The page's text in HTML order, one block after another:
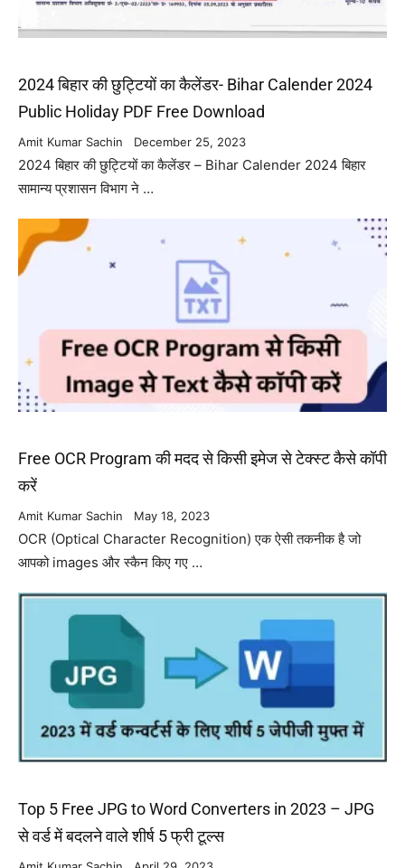
2024 बिहार की छुट्टियों का कैलेंडर- Bihar Calender 2024
Public Holiday PDF Free Download
Amit Kumar Sachin December 25, 2023
2024 बिहार की छुट्टियों का कैलेंडर – Bihar Calender 2024 बिहार
सामान्य प्रशासन विभाग ने …
Free OCR Program की मदद से किसी इमेज से टेक्स्ट कैसे कॉपी
करें
Amit Kumar Sachin May 18, 2023
OCR (Optical Character Recognition) एक ऐसी तकनीक है जो
आपको images और स्कैन किए गए …
Top 5 Free JPG to Word Converters in 2023 – JPG
से वर्ड में बदलने वाले शीर्ष 5 फ्री टूल्स